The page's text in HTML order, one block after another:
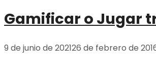
Gamificar o Jugar
9 de junio de 202126 de febrero de